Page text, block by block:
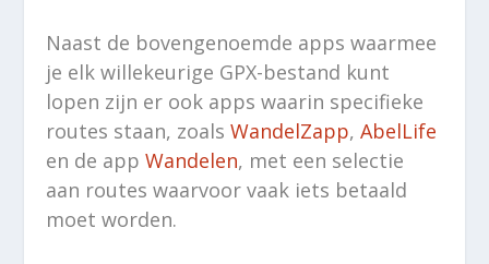
Naast de bovengenoemde apps waarmee
je elk willekeurige GPX-bestand kunt
lopen zijn er ook apps waarin specifieke
routes staan, zoalsWandelZapp,AbelLife
en de appWandelen, met een selectie
aan routes waarvoor vaak iets betaald
moet worden.